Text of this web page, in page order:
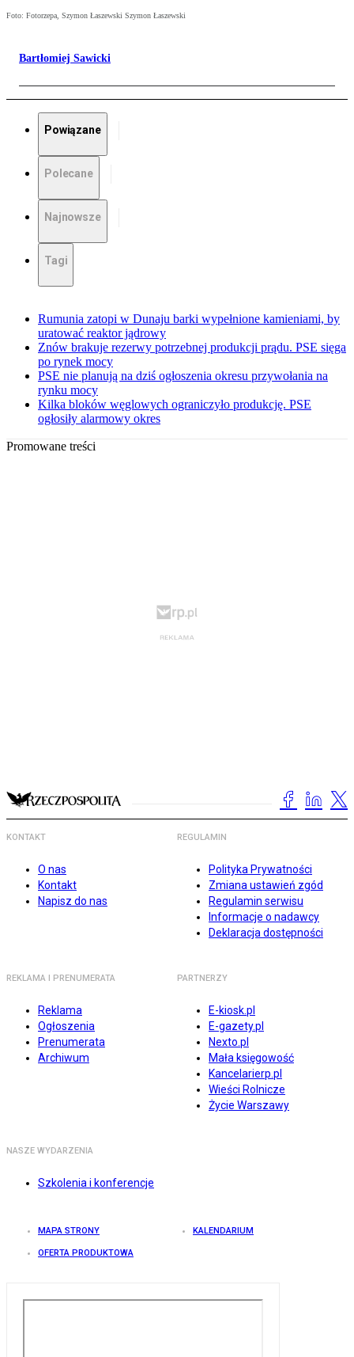
Foto: Fotorzepa, Szymon Łaszewski Szymon Łaszewski
Bartłomiej Sawicki
Powiązane
Polecane
Najnowsze
Tagi
Rumunia zatopi w Dunaju barki wypełnione kamieniami, by
uratować reaktor jądrowy
Znów brakuje rezerwy potrzebnej produkcji prądu. PSE sięga
po rynek mocy
PSE nie planują na dziś ogłoszenia okresu przywołania na
rynku mocy
Kilka bloków węglowych ograniczyło produkcję. PSE
ogłosiły alarmowy okres
Promowane treści
KONTAKT
O nas
Kontakt
Napisz do nas
REGULAMIN
Polityka Prywatności
Zmiana ustawień zgód
Regulamin serwisu
Informacje o nadawcy
Deklaracja dostępności
REKLAMA I PRENUMERATA
Reklama
Ogłoszenia
Prenumerata
Archiwum
PARTNERZY
E-kiosk.pl
E-gazety.pl
Nexto.pl
Mała księgowość
Kancelarierp.pl
Wieści Rolnicze
Życie Warszawy
NASZE WYDARZENIA
Szkolenia i konferencje
MAPA STRONY KALENDARIUM
OFERTA PRODUKTOWA